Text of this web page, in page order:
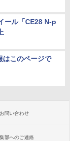
ール「CE28 N-p
はこのページで
お問い合わせ
部へのご連絡